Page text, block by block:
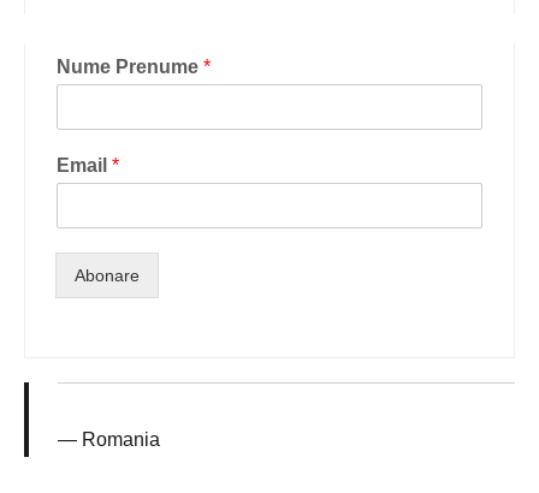
Nume Prenume *
Email *
Abonare
Romania